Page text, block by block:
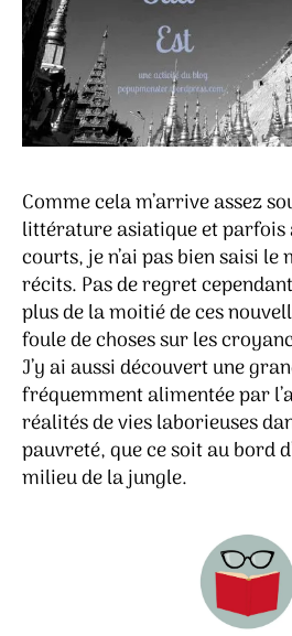
Comme cela m’arrive assez
littérature asiatique et parfois
courts, je n’ai pas bien saisi le
récits. Pas de regret
plus de la moitié de ces
foule de choses sur les
J’y ai aussi découvert une
fréquemment alimentée par
réalités de vies laborieuses
pauvreté, que ce soit au bord
milieu de la jungle.